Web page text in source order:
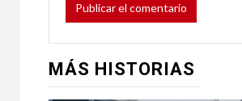
MÁS HISTORIAS